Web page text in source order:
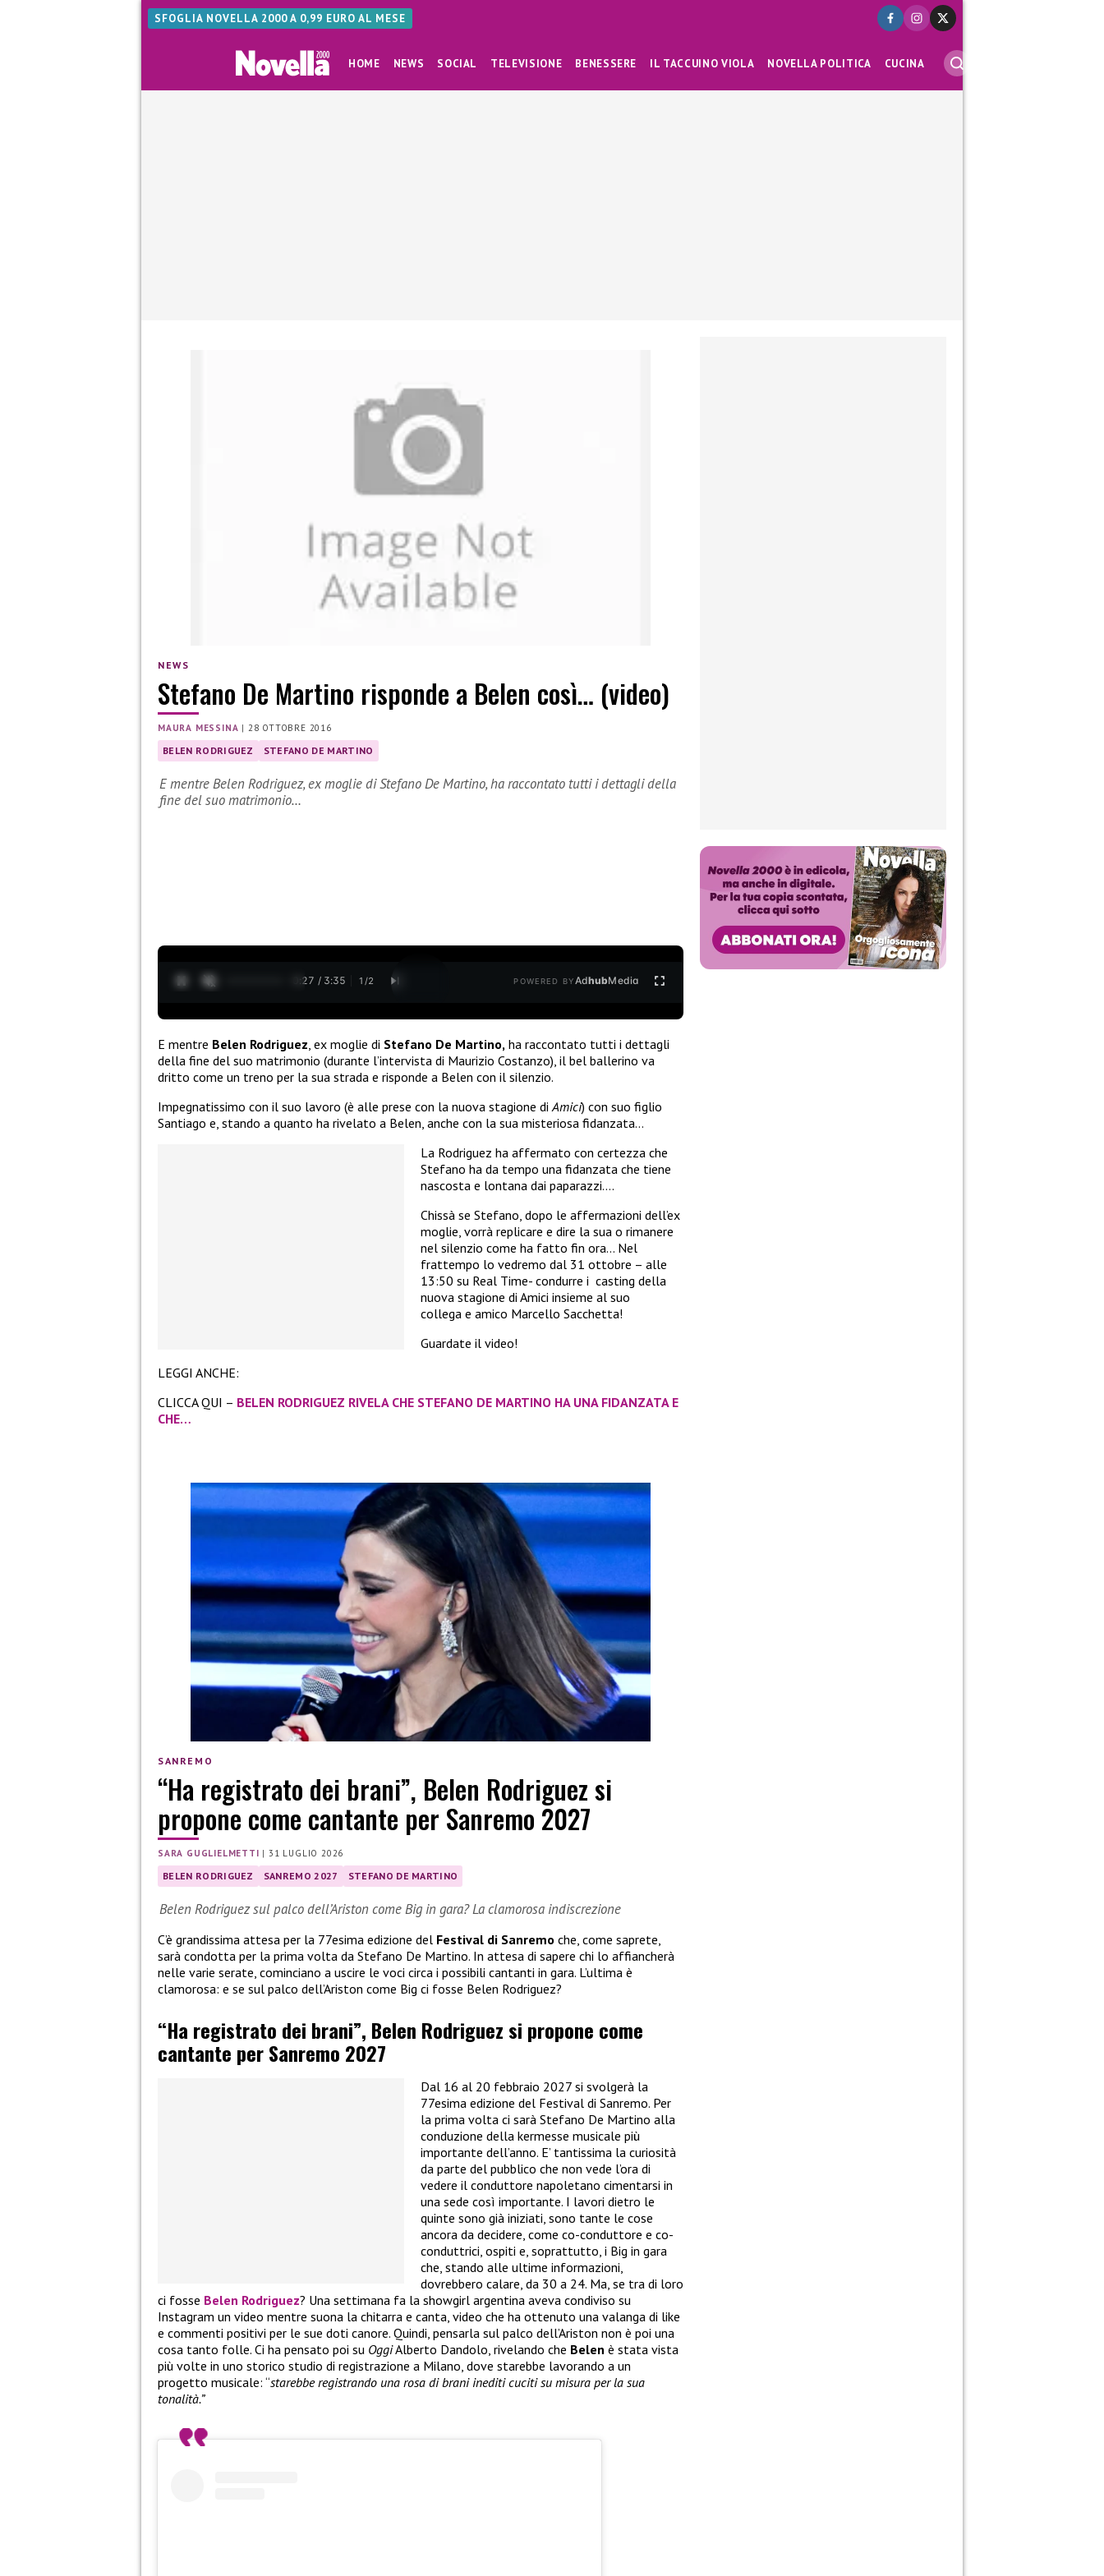
SFOGLIA NOVELLA 2000 A 0,99 EURO AL MESE
HOME NEWS SOCIAL TELEVISIONE BENESSERE IL TACCUINO VIOLA NOVELLA POLITICA CUCINA
NEWS
Stefano De Martino risponde a Belen così… (video)
MAURA MESSINA | 28 OTTOBRE 2016
BELEN RODRIGUEZ STEFANO DE MARTINO
E mentre Belen Rodriguez, ex moglie di Stefano De Martino, ha raccontato tutti i dettagli della
fine del suo matrimonio…
0:28 / 3:35 1 /2 POWERED BYAdhubMedia
E mentre Belen Rodriguez , ex moglie di Stefano De Martino, ha raccontato tutti i dettagli
della fine del suo matrimonio (durante l’intervista di Maurizio Costanzo), il bel ballerino va
dritto come un treno per la sua strada e risponde a Belen con il silenzio.
Impegnatissimo con il suo lavoro (è alle prese con la nuova stagione di Amici) con suo figlio
Santiago e, stando a quanto ha rivelato a Belen, anche con la sua misteriosa fidanzata…
La Rodriguez ha affermato con certezza che
Stefano ha da tempo una fidanzata che tiene
nascosta e lontana dai paparazzi….
Chissà se Stefano, dopo le affermazioni dell’ex
moglie, vorrà replicare e dire la sua o rimanere
nel silenzio come ha fatto fin ora… Nel
frattempo lo vedremo dal 31 ottobre – alle
13:50 su Real Time- condurre i casting della
nuova stagione di Amici insieme al suo
collega e amico Marcello Sacchetta!
Guardate il video!
LEGGI ANCHE:
CLICCA QUI – BELEN RODRIGUEZ RIVELA CHE STEFANO DE MARTINO HA UNA FIDANZATA E
CHE…
SANREMO
“Ha registrato dei brani”, Belen Rodriguez si
propone come cantante per Sanremo 2027
SARA GUGLIELMETTI |31 LUGLIO 2026
BELEN RODRIGUEZ SANREMO 2027 STEFANO DE MARTINO
Belen Rodriguez sul palco dell’Ariston come Big in gara? La clamorosa indiscrezione
C’è grandissima attesa per la 77esima edizione del Festival di Sanremo che, come saprete,
sarà condotta per la prima volta da Stefano De Martino. In attesa di sapere chi lo affiancherà
nelle varie serate, cominciano a uscire le voci circa i possibili cantanti in gara. L’ultima è
clamorosa: e se sul palco dell’Ariston come Big ci fosse Belen Rodriguez?
“Ha registrato dei brani”, Belen Rodriguez si propone come
cantante per Sanremo 2027
Dal 16 al 20 febbraio 2027 si svolgerà la
77esima edizione del Festival di Sanremo. Per
la prima volta ci sarà Stefano De Martino alla
conduzione della kermesse musicale più
importante dell’anno. E’ tantissima la curiosità
da parte del pubblico che non vede l’ora di
vedere il conduttore napoletano cimentarsi in
una sede così importante. I lavori dietro le
quinte sono già iniziati, sono tante le cose
ancora da decidere, come co-conduttore e co-
conduttrici, ospiti e, soprattutto, i Big in gara
che, stando alle ultime informazioni,
dovrebbero calare, da 30 a 24. Ma, se tra di loro
ci fosse Belen Rodriguez? Una settimana fa la showgirl argentina aveva condiviso su
Instagram un video mentre suona la chitarra e canta, video che ha ottenuto una valanga di like
e commenti positivi per le sue doti canore. Quindi, pensarla sul palco dell’Ariston non è poi una
cosa tanto folle. Ci ha pensato poi su OggiAlberto Dandolo, rivelando che Belen è stata vista
più volte in uno storico studio di registrazione a Milano, dove starebbe lavorando a un
progetto musicale: “starebbe registrando una rosa di brani inediti cuciti su misura per la sua
tonalità.”